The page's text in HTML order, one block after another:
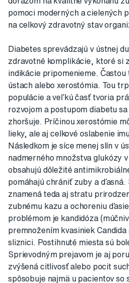
pomoci moderných a cielených
na celkový zdravotný stav
Diabetes sprevádzajú v ústnej
zdravotné komplikácie, ktoré si
indikácie pripomenieme. Častou
ústach alebo xerostómia. Tou
populácie a veľkú časť tvoria
rozvojom a postupom diabetu
zhoršuje. Príčinou xerostómie
lieky, ale aj celkové oslabenie
Následkom je síce menej slín v
nadmerného množstva glukózy
obsahujú dôležité
pomáhajú chrániť zuby a ďasná.
znamená teda aj stratu
zubnému kazu a ochoreniu
problémom je kandidóza
premnožením kvasiniek
sliznici. Postihnuté miesta sú
Sprievodným prejavom je aj
zvýšená citlivosť alebo pocit
spôsobuje najmä u pacientov so